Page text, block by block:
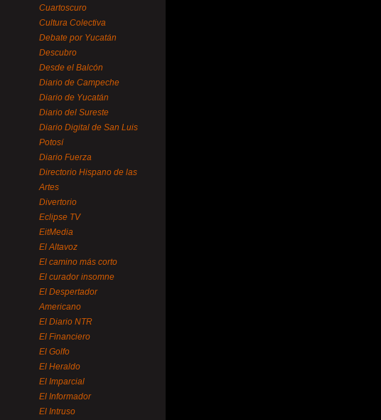
Cuartoscuro
Cultura Colectiva
Debate por Yucatán
Descubro
Desde el Balcón
Diario de Campeche
Diario de Yucatán
Diario del Sureste
Diario Digital de San Luis
Potosí
Diario Fuerza
Directorio Hispano de las
Artes
Divertorio
Eclipse TV
EitMedia
El Altavoz
El camino más corto
El curador insomne
El Despertador
Americano
El Diario NTR
El Financiero
El Golfo
El Heraldo
El Imparcial
El Informador
El Intruso